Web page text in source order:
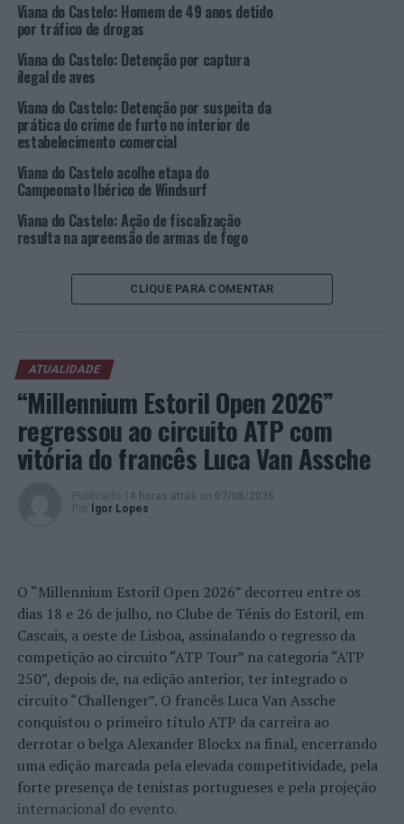
As entidades organizadoras salientam, numa época do
ano tão especial, “a solidariedade e generosidade de
todos aqueles que contribuíram para uma causa tão
nobre e que certamente irá fazer a diferença na vida de
muitos cidadãos”.
Foto: CMVC.
TÓPICOS RELACIONADOS: CAMPANHA
VIANA DO CASTELO
Braga: Duas detenções por condução sob o efeito do
Ponta da Piedade
Viana do Castelo: Homem de 49 anos detido
por tráfico de drogas
Viana do Castelo: Detenção por captura
ilegal de aves
Viana do Castelo: Detenção por suspeita da
prática do crime de furto no interior de
estabelecimento comercial
Viana do Castelo acolhe etapa do
Campeonato Ibérico de Windsurf
Viana do Castelo: Ação de fiscalização
resulta na apreensão de armas de fogo
CLIQUE PARA COMENTAR
ATUALIDADE
“Millennium Estoril Open 2026”
regressou ao circuito ATP com
vitória do francês Luca Van Assche
Publicado 14 horas atrás on 07/08/2026
Por
Ígor Lopes
O “Millennium Estoril Open 2026” decorreu entre os
dias 18 e 26 de julho, no Clube de Ténis do Estoril, em
Cascais, a oeste de Lisboa, assinalando o regresso da
competição ao circuito “ATP Tour” na categoria “ATP
250”, depois de, na edição anterior, ter integrado o
circuito “Challenger”. O francês Luca Van Assche
conquistou o primeiro título ATP da carreira ao
derrotar o belga Alexander Blockx na final, encerrando
uma edição marcada pela elevada competitividade, pela
forte presença de tenistas portugueses e pela projeção
internacional do evento.